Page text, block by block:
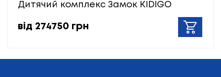
Дитячий комплекс Замок KIDIGO
від 274750 грн